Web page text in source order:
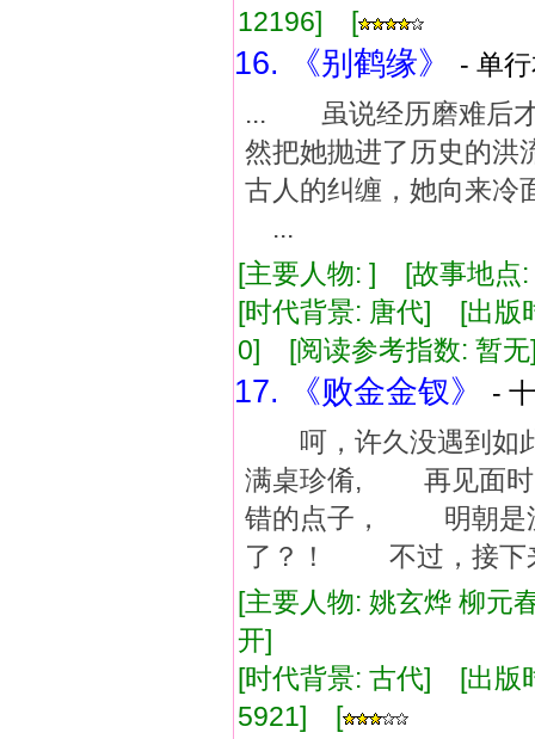
12196] [
16. 《别鹤缘》
- 单
... 虽说经历磨难后
然把她抛进了历史
古人的纠缠，她向来
...
[主要人物: ] [故事地
[时代背景: 唐代] [出
0] [阅读参考指数: 暂无
17. 《败金金钗》
-
呵，许久没遇到如
满桌珍倄, 再见面时
错的点子， 明朝是
了？！ 不过，接下
[主要人物: 姚玄烨 柳
开]
[时代背景: 古代] [出
5921] [